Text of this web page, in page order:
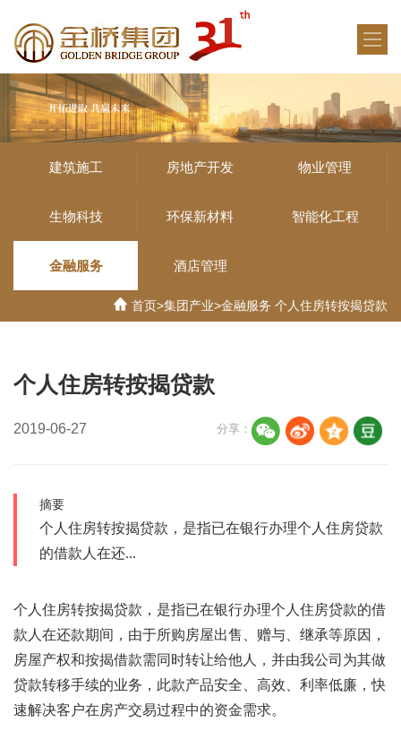
建筑施工 房地产开发 物业管理
生物科技 环保新材料 智能化工程
金融服务 酒店管理
首页>集团产业>金融服务 个人住房转按揭贷款
个人住房转按揭贷款
2019-06-27 分享：
摘要
个人住房转按揭贷款，是指已在银行办理个人住房贷款
的借款人在还...
个人住房转按揭贷款，是指已在银行办理个人住房贷款的借
款人在还款期间，由于所购房屋出售、赠与、继承等原因，
房屋产权和按揭借款需同时转让给他人，并由我公司为其做
贷款转移手续的业务，此款产品安全、高效、利率低廉，快
速解决客户在房产交易过程中的资金需求。